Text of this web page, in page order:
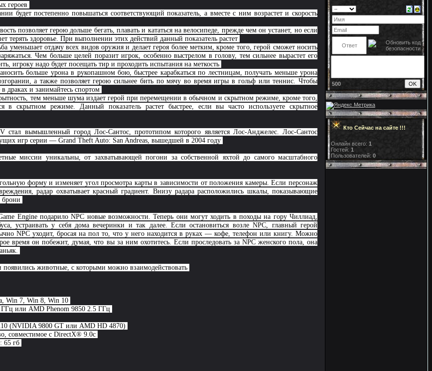
героев
будет постепенно повышаться соответствующий показатель, а вместе с ним возрастет и скорость
позволяет герою дольше бегать, плавать и кататься на велосипеде, прежде чем он устанет, но если
терять здоровье. При выполнении этих действий данный показатель растет
уменьшает отдачу всех видов оружия и делает героя более метким, кроме того, герой сможет носить
Чем больше целей поразит игрок, особенно выстрелом в голову, тем сильнее вырастет его
игроку надо будет посещать тир и проходить испытания на меткость
больше урона в рукопашном бою, быстрее карабкаться по лестницам, получать меньше урона
а также позволяет герою сильнее бить по мячу во время игры в гольф или теннис. Чтобы
в драках и занимайтесь спортом
тем меньше шума издает герой при перемещении в обычном и скрытном режиме, кроме того,
в скрытном режиме. Данный показатель растет быстрее, если вы часто используете скрытное
стал вымышленный город Лос-Сантос, прототипом которого является Лос-Анджелес. Лос-Сантос
игр серии — Grand Theft Auto: San Andreas, вышедшей в 2004 году
миссии уникальны, от захватывающей погони за собственной яхтой до самого масштабного
форму и изменяет угол просмотра карты в зависимости от положения камеры. Если персонаж
радар охватывает красный градиент. Внизу радара расположились шкалы, показывающие
брони
Engine подарило NPC новые возможности. Теперь они могут ходить в походы на гору Чиллиад,
устраивать у себя дома вечеринки и так далее. Если остановиться возле NPC, главный герой
NPC уходит, бросая на пол то, что у него находится в руках — кофе, телефон или книгу. Можно
время он побежит, думая, что вы за ним охотитесь. Если проследовать за NPC женского пола, она
животные, с которыми можно взаимодействовать
Win 7, Win 8, Win 10
или AMD Phenom 9850 2.5 ГГц
(NVIDIA 9800 GT или AMD HD 4870)
совместимое с DirectX® 9.0с
65 гб
500
Кто Сейчас на сайте !!!
Онлайн всего: 1
Гостей: 1
Пользователей: 0